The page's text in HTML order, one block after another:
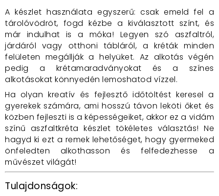
A készlet használata egyszerű: csak emeld fel a
tárolóvödröt, fogd kézbe a kiválasztott színt, és
már indulhat is a móka! Legyen szó aszfaltról,
járdáról vagy otthoni tábláról, a kréták minden
felületen megállják a helyüket. Az alkotás végén
pedig a krétamaradványokat és a színes
alkotásokat könnyedén lemoshatod vízzel.
Ha olyan kreatív és fejlesztő időtöltést keresel a
gyerekek számára, ami hosszú távon leköti őket és
közben fejleszti is a képességeiket, akkor ez a vidám
színű aszfaltkréta készlet tökéletes választás! Ne
hagyd ki ezt a remek lehetőséget, hogy gyermeked
önfeledten alkothasson és felfedezhesse a
művészet világát!
Tulajdonságok: